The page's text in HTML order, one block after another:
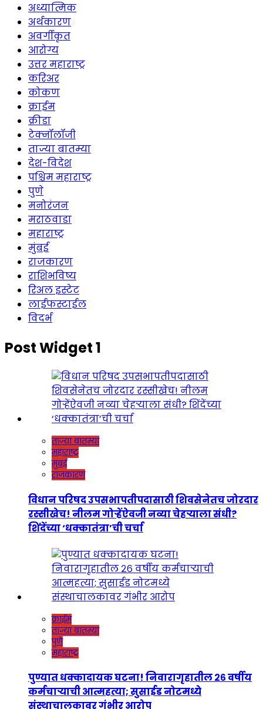
अध्यात्मिक
अर्थकारण
अवर्गीकृत
आरोग्य
उत्तर महाराष्ट्र
करिअर
कोकण
क्राईम
क्रीडा
टेक्नॉलॉजी
ताज्या बातम्या
देश-विदेश
पश्चिम महाराष्ट्र
पुणे
मनोरंजन
मराठवाडा
महाराष्ट्र
मुंबई
राजकारण
राशिभविष्य
रिअल इस्टेट
लाईफस्टाईल
विदर्भ
Post Widget 1
ताज्या बातम्या
महाराष्ट्र
मुंबई
राजकारण
विधान परिषद उपसभापतीपदासाठी शिवसेनेतच जोरदार
रस्सीखेच! नीलम गोऱ्हेंऐवजी नव्या चेहऱ्याला संधी?
शिंदेंच्या ‘धक्कातंत्रा’ची चर्चा
क्राईम
ताज्या बातम्या
पुणे
महाराष्ट्र
पुण्यात धक्कादायक घटना! निवारागृहातील २६ वर्षीय
कर्मचाऱ्याची आत्महत्या; सुसाईड नोटमध्ये
संस्थाचालकावर गंभीर आरोप